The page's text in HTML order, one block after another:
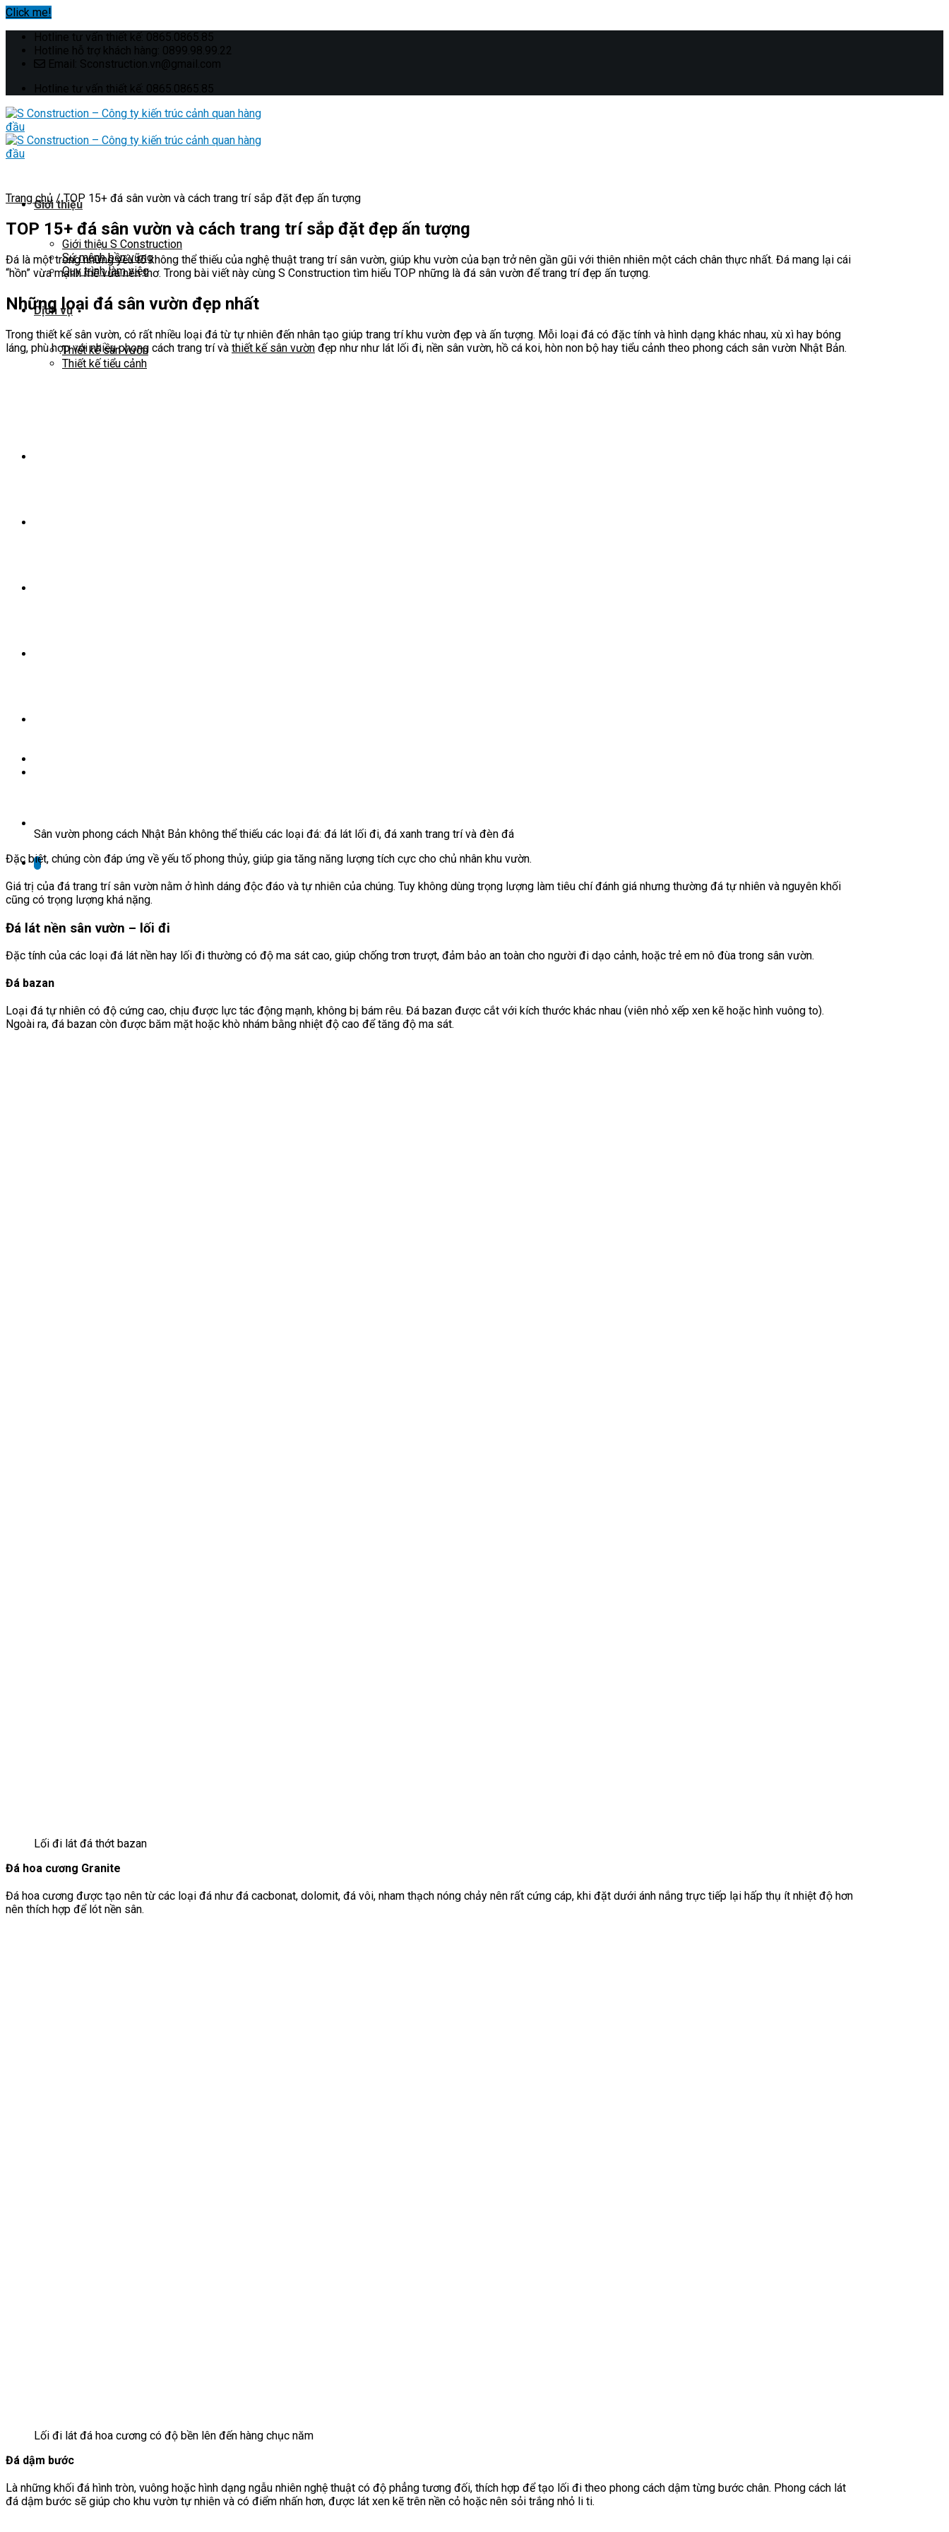
Click me!
content
Hotline tư vấn thiết kế: 0865.0865.85
Hotline hỗ trợ khách hàng: 0899.98.99.22
Email: Sconstruction.vn@gmail.com
Hotline tư vấn thiết kế: 0865.0865.85
Giới thiệu
Giới thiệu S Construction
Sứ mệnh bền vững
Quy trình làm việc
Dịch vụ
Thiết kế sân vườn
Thiết kế tiểu cảnh
X
Trang chủ/TOP 15+ đá sân vườn và cách trang trí sắp đặt đẹp ấn tượng
TOP 15+ đá sân vườn và cách trang trí sắp đặt đẹp ấn tượng
Đá là một trong những yếu tố không thể thiếu của nghệ thuật trang trí sân vườn, giúp khu vườn của bạn trở nên gần gũi với thiên nhiên một cách chân thực nhất. Đá mang lại cái
“hồn” vừa mạnh mẽ vừa nên thơ. Trong bài viết này cùng S Construction tìm hiểu TOP những là đá sân vườn để trang trí đẹp ấn tượng.
Những loại đá sân vườn đẹp nhất
Trong thiết kế sân vườn, có rất nhiều loại đá từ tự nhiên đến nhân tạo giúp trang trí khu vườn đẹp và ấn tượng. Mỗi loại đá có đặc tính và hình dạng khác nhau, xù xì hay bóng
láng, phù hợp với nhiều phong cách trang trí và thiết kế sân vườn đẹp như như lát lối đi, nền sân vườn, hồ cá koi, hòn non bộ hay tiểu cảnh theo phong cách sân vườn Nhật Bản.
Sân vườn phong cách Nhật Bản không thể thiếu các loại đá: đá lát lối đi, đá xanh trang trí và đèn đá
Đặc biệt, chúng còn đáp ứng về yếu tố phong thủy, giúp gia tăng năng lượng tích cực cho chủ nhân khu vườn.
Giá trị của đá trang trí sân vườn nằm ở hình dáng độc đáo và tự nhiên của chúng. Tuy không dùng trọng lượng làm tiêu chí đánh giá nhưng thường đá tự nhiên và nguyên khối
cũng có trọng lượng khá nặng.
Đá lát nền sân vườn – lối đi
Đặc tính của các loại đá lát nền hay lối đi thường có độ ma sát cao, giúp chống trơn trượt, đảm bảo an toàn cho người đi dạo cảnh, hoặc trẻ em nô đùa trong sân vườn.
Đá bazan
Loại đá tự nhiên có độ cứng cao, chịu được lực tác động mạnh, không bị bám rêu. Đá bazan được cắt với kích thước khác nhau (viên nhỏ xếp xen kẽ hoặc hình vuông to).
Ngoài ra, đá bazan còn được băm mặt hoặc khò nhám bằng nhiệt độ cao để tăng độ ma sát.
Lối đi lát đá thớt bazan
Đá hoa cương Granite
Đá hoa cương được tạo nên từ các loại đá như đá cacbonat, dolomit, đá vôi, nham thạch nóng chảy nên rất cứng cáp, khi đặt dưới ánh nắng trực tiếp lại hấp thụ ít nhiệt độ hơn
nên thích hợp để lót nền sân.
Lối đi lát đá hoa cương có độ bền lên đến hàng chục năm
Đá dậm bước
Là những khối đá hình tròn, vuông hoặc hình dạng ngẫu nhiên nghệ thuật có độ phẳng tương đối, thích hợp để tạo lối đi theo phong cách dậm từng bước chân. Phong cách lát
đá dậm bước sẽ giúp cho khu vườn tự nhiên và có điểm nhấn hơn, được lát xen kẽ trên nền cỏ hoặc nên sỏi trắng nhỏ li ti.